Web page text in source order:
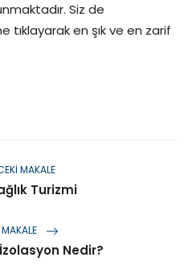
Siz de
tıklayarak en şık ve en zarif
MAKALE
Turizmi
İzolasyon Nedir?